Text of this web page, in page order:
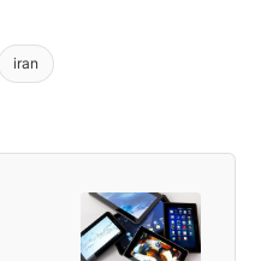
iran